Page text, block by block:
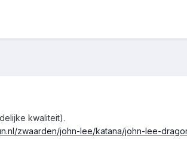
kwaliteit).
zwaarden/john-lee/katana/john-lee-